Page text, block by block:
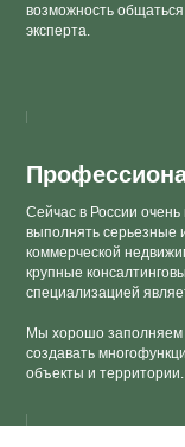
возможность
эксперта.
Сейчас в России
выполнять серьезные
коммерческой
крупные
специализацией
Мы хорошо заполняем
создавать
объекты и территории.